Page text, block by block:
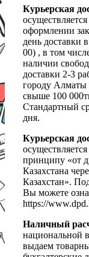
Курьерская
оформлении
день доставки
00) , в том
наличии
доставки 2-3
городу Алматы
свыше 100
Стандартный
дня.
Курьерская
принципу «от
Казахстана
Казахстан».
Вы можете
https://
Наличный
национальной
выдаем